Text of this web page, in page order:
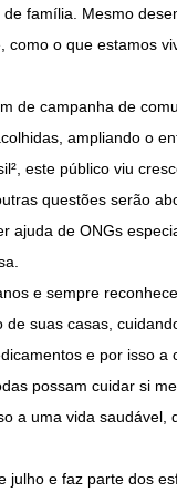
família. Mesmo
o que estamos
de campanha de
ampliando o
este público viu
questões serão
de ONGs
e sempre
suas casas,
e por isso a
possam cuidar si
a uma vida saudável,
e faz parte dos